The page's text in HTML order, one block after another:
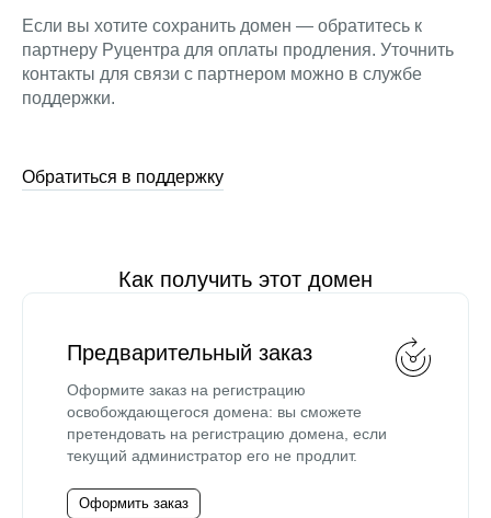
Если вы хотите сохранить домен — обратитесь к
партнеру Руцентра для оплаты продления. Уточнить
контакты для связи с партнером можно в службе
поддержки.
Обратиться в поддержку
Как получить этот домен
Предварительный заказ
Оформите заказ на регистрацию
освобождающегося домена: вы сможете
претендовать на регистрацию домена, если
текущий администратор его не продлит.
Оформить заказ